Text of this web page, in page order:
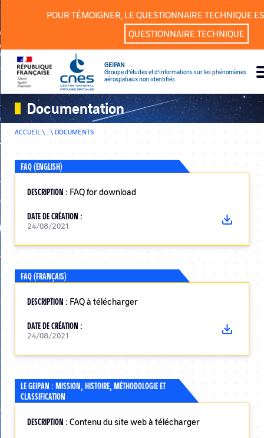
Panneau de gestion des cookies
POUR TÉMOIGNER, LE QUESTIONNAIRE TECHNIQUE
QUESTIONNAIRE TECHNIQUE
GEIPAN
Groupe d’études et d’informations sur les phénomènes
aérospatiaux non identifiés.
Documentation
ACCUEIL \ .. \ DOCUMENTS
FAQ (ENGLISH)
DESCRIPTION : FAQ for download
DATE DE CRÉATION :
24/08/2021
FAQ (FRANÇAIS)
DESCRIPTION : FAQ à télécharger
DATE DE CRÉATION :
24/08/2021
LE GEIPAN : MISSION, HISTOIRE, MÉTHODOLOGIE ET
CLASSIFICATION
DESCRIPTION : Contenu du site web à télécharger